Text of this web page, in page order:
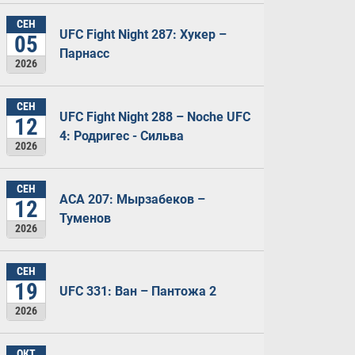
СЕН
05
2026
UFC Fight Night 287: Хукер –
Парнасс
СЕН
12
2026
UFC Fight Night 288 – Noche UFC
4: Родригес - Сильва
СЕН
12
2026
ACA 207: Мырзабеков –
Туменов
СЕН
19
2026
UFC 331: Ван – Пантожа 2